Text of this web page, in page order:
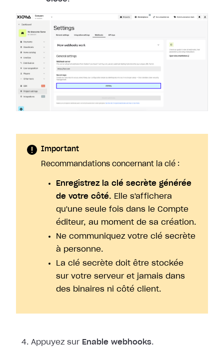
Important
Recommandations concernant la clé :
Enregistrez la clé secrète générée
de votre côté. Elle s'affichera
qu'une seule fois dans le Compte
éditeur, au moment de sa création.
Ne communiquez votre clé secrète
à personne.
La clé secrète doit être stockée
sur votre serveur et jamais dans
des binaires ni côté client.
Appuyez sur Enable webhooks.